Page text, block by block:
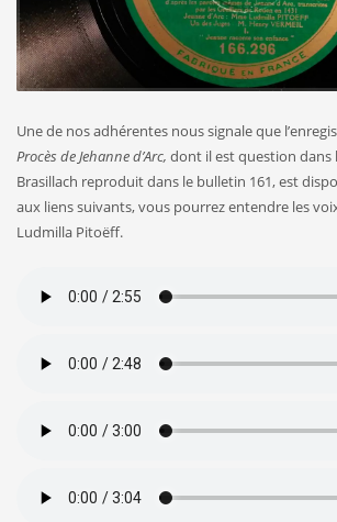
Une de nos adhérentes nous signale que
Procès de Jehanne d’Arc, dont il est question dans
Brasillach reproduit dans le bulletin 161, est
aux liens suivants, vous pourrez entendre les
Ludmilla Pitoëff.